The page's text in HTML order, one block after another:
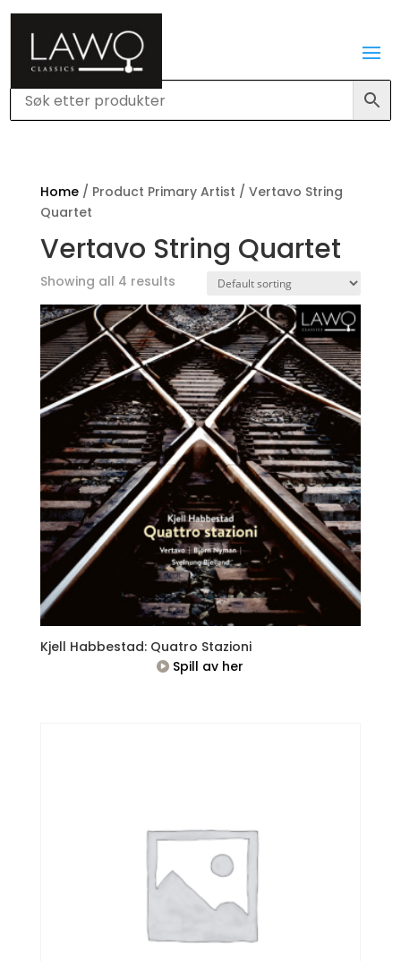
Home/ Product Primary Artist / Vertavo String
Quartet
Vertavo String Quartet
Showing all 4 results
Kjell Habbestad: Quatro Stazioni
Spill av her